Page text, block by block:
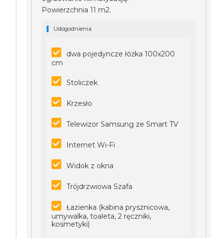
Powierzchnia 11 m2.
Udogodnienia
dwa pojedyncze łóżka 100x200
cm
Stoliczek
Krzesło
Telewizor Samsung ze Smart TV
Internet Wi-Fi
Widok z okna
Trójdrzwiowa Szafa
Łazienka (kabina prysznicowa,
umywalka, toaleta, 2 ręczniki,
kosmetyki)